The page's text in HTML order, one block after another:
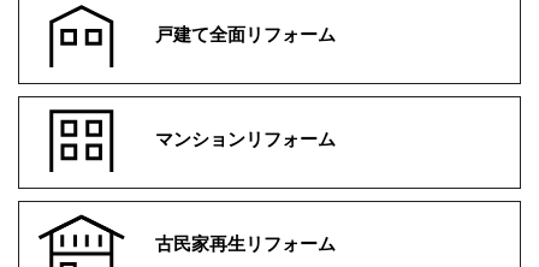
戸建て全面リフォーム
マンションリフォーム
古民家再生リフォーム